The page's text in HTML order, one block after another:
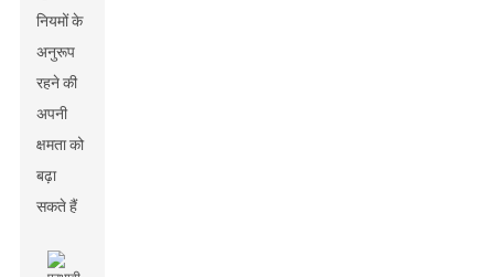
नियमों के
अनुरूप
रहने की
अपनी
क्षमता को
बढ़ा
सकते हैं